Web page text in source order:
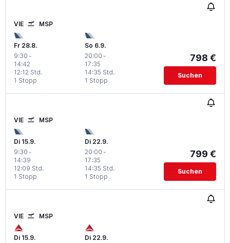
VIE MSP
Fr 28.8.
9:30 -
14:42
1 Stopp
12:12 Std.
So 6.9.
20:00 -
17:35
1 Stopp
14:35 Std.
798 €
Suchen
VIE MSP
Di 15.9.
9:30 -
14:39
1 Stopp
12:09 Std.
Di 22.9.
20:00 -
17:35
1 Stopp
14:35 Std.
799 €
Suchen
VIE MSP
Di 15.9.
Di 22.9.